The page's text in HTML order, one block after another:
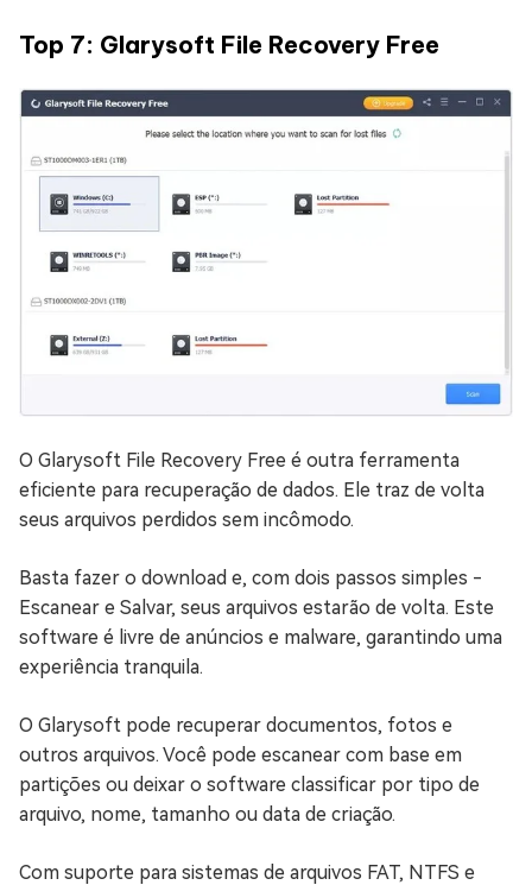
Top 7: Glarysoft File Recovery Free
O Glarysoft File Recovery Free é outra ferramenta
eficiente para recuperação de dados. Ele traz de volta
seus arquivos perdidos sem incômodo.
Basta fazer o download e, com dois passos simples -
Escanear e Salvar, seus arquivos estarão de volta. Este
software é livre de anúncios e malware, garantindo uma
experiência tranquila.
O Glarysoft pode recuperar documentos, fotos e
outros arquivos. Você pode escanear com base em
partições ou deixar o software classificar por tipo de
arquivo, nome, tamanho ou data de criação.
Com suporte para sistemas de arquivos FAT, NTFS e